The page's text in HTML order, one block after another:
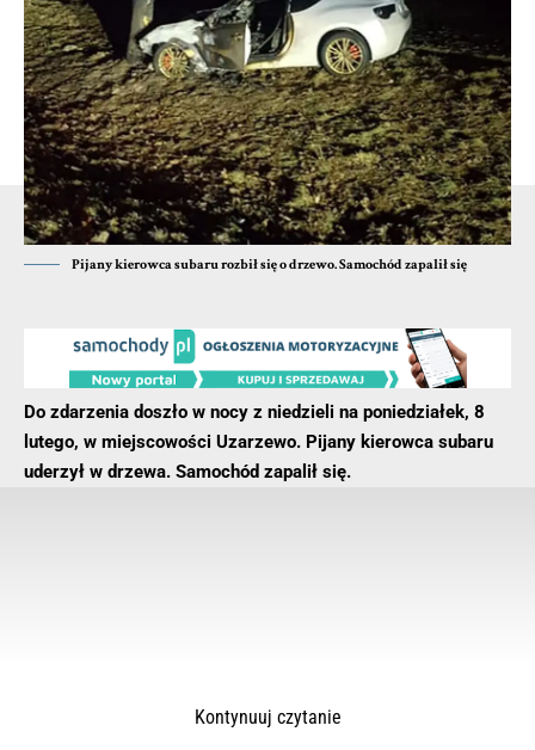
pokrzywdzonych osób zakładał rachunki bankowe, a
następnie za pośrednictwem internetu zaciągał zadłużenia w
bankach i firmach pożyczkowych. Ukradł ponad 100 tys. zł. W
domu oszusta śledczy zabezpieczyli dokumenty
potwierdzające jego przestępczy proceder.
- Reklama -
Pijany kierowca subaru rozbił się o drzewo. Samochód zapalił się
Do zdarzenia doszło w nocy z niedzieli na poniedziałek, 8
lutego, w miejscowości Uzarzewo. Pijany kierowca subaru
uderzył w drzewa. Samochód zapalił się.
Kontynuuj czytanie